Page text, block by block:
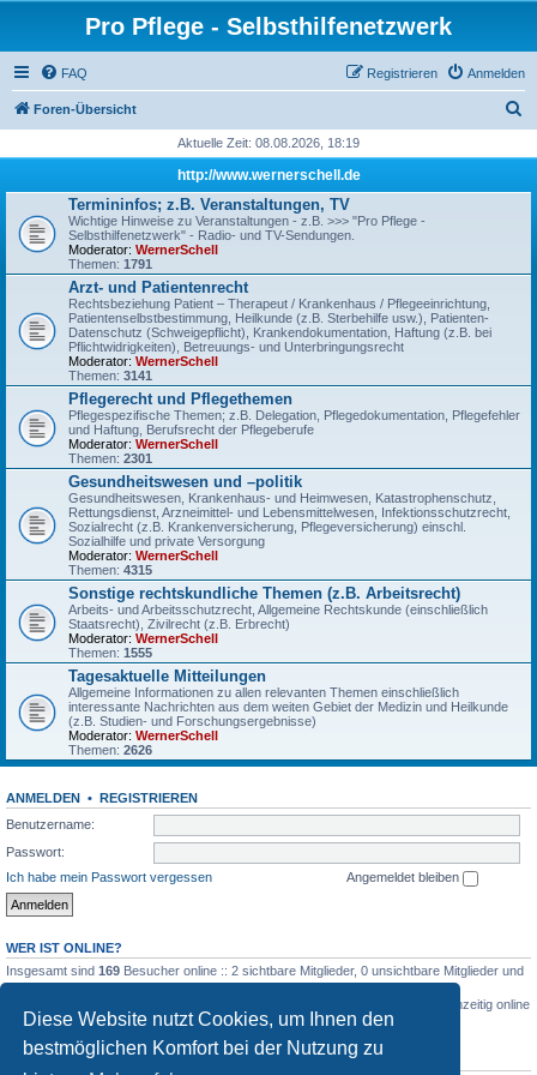
Diese Website nutzt Cookies, um Ihnen den
bestmöglichen Komfort bei der Nutzung zu
Pro Pflege - Selbsthilfenetzwerk
FAQ Anmelden
Registrieren
Foren-Übersicht
h
Aktuelle Zeit: 08.08.2026, 18:19
http://www.wernerschell.de
Termininfos; z.B. Veranstaltungen, TV
Wichtige Hinweise zu Veranstaltungen - z.B. >>> "Pro Pflege -
Selbsthilfenetzwerk" - Radio- und TV-Sendungen.
Moderator: WernerSchell
Themen: 1791
Arzt- und Patientenrecht
Rechtsbeziehung Patient – Therapeut / Krankenhaus / Pflegeeinrichtung,
Patientenselbstbestimmung, Heilkunde (z.B. Sterbehilfe usw.), Patienten-
Datenschutz (Schweigepflicht), Krankendokumentation, Haftung (z.B. bei
Pflichtwidrigkeiten), Betreuungs- und Unterbringungsrecht
Moderator: WernerSchell
Themen: 3141
Pflegerecht und Pflegethemen
Pflegespezifische Themen; z.B. Delegation, Pflegedokumentation, Pflegefehler
und Haftung, Berufsrecht der Pflegeberufe
Moderator: WernerSchell
Themen: 2301
Gesundheitswesen und –politik
Gesundheitswesen, Krankenhaus- und Heimwesen, Katastrophenschutz,
Rettungsdienst, Arzneimittel- und Lebensmittelwesen, Infektionsschutzrecht,
Sozialrecht (z.B. Krankenversicherung, Pflegeversicherung) einschl.
Sozialhilfe und private Versorgung
Moderator: WernerSchell
Themen: 4315
Sonstige rechtskundliche Themen (z.B. Arbeitsrecht)
Arbeits- und Arbeitsschutzrecht, Allgemeine Rechtskunde (einschließlich
Staatsrecht), Zivilrecht (z.B. Erbrecht)
Moderator: WernerSchell
Themen: 1555
Tagesaktuelle Mitteilungen
Allgemeine Informationen zu allen relevanten Themen einschließlich
interessante Nachrichten aus dem weiten Gebiet der Medizin und Heilkunde
(z.B. Studien- und Forschungsergebnisse)
Moderator: WernerSchell
Themen: 2626
ANMELDEN • REGISTRIEREN
Benutzername:
Passwort:
Ich habe mein Passwort vergessen
Angemeldet bleiben
WER IST ONLINE?
Insgesamt sind 169 Besucher online :: 2 sichtbare Mitglieder, 0 unsichtbare Mitglieder und
167 Gäste (basierend auf den aktiven Besuchern der letzten 5 Minuten)
Besuchern, die am 03.03.2026, 04:26 gleichzeitig online
waren.